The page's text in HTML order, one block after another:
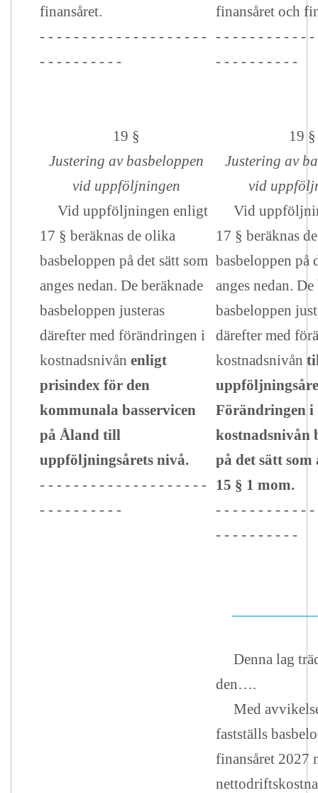
finansåret.
- - - - - - - - - - - - - - - - - - - -
- - - - - - - - - -
finansåret och
- - - - - - - - - - -
- - - - - - - - - -
19 §
Justering av basbeloppen
vid uppföljningen
Vid uppföljningen enligt
17 § beräknas de olika
basbeloppen på det sätt som
anges nedan. De beräknade
basbeloppen justeras
därefter med förändringen i
kostnadsnivån enligt
prisindex för den
kommunala basservicen
på Åland till
uppföljningsårets nivå.
- - - - - - - - - - - - - - - - - - - -
- - - - - - - - - -
19 §
Justering av
vid
Vid
17 § beräknas
basbeloppen på
anges nedan.
basbeloppen
därefter med
kostnadsnivån
Förändringen i
kostnadsnivån
på det sätt som
15 § 1 mom.
- - - - - - - - - - -
- - - - - - - - - -
Denna lag
den….
Med
fastställs
finansåret 2027